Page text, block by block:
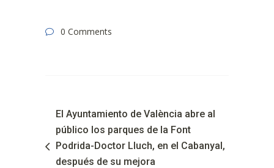
0 Comments
El Ayuntamiento de València abre al
público los parques de la Font
Podrida-Doctor Lluch, en el Cabanyal,
después de su mejora